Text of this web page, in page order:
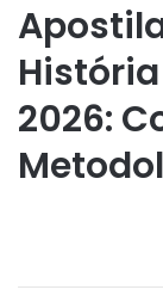
História
2026: